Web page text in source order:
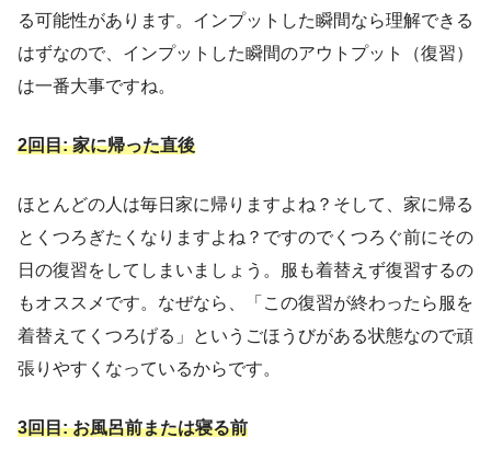
る可能性があります。インプットした瞬間なら理解できる
はずなので、インプットした瞬間のアウトプット（復習）
は一番大事ですね。
2回目: 家に帰った直後
ほとんどの人は毎日家に帰りますよね？そして、家に帰る
とくつろぎたくなりますよね？ですのでくつろぐ前にその
日の復習をしてしまいましょう。服も着替えず復習するの
もオススメです。なぜなら、「この復習が終わったら服を
着替えてくつろげる」というごほうびがある状態なので頑
張りやすくなっているからです。
3回目: お風呂前または寝る前